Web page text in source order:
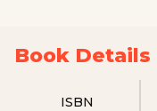
Book Details
ISBN